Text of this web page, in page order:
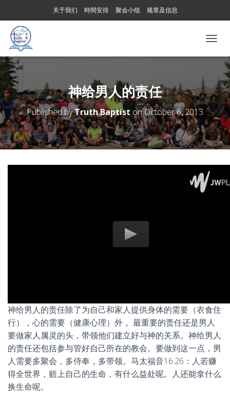
关于我们 時間安排 聚会小组 规章及信息
O
E
N
A
V
I
G
T
O
神给男人的责任
Published byTruth BaptistonOctober 6, 2013
神给男人的责任除了为自己和家人提供身体的需要（衣食住
行），心的需要（健康心理）外， 最重要的责任还是男人
要做家人属灵的头，带领他们建立好与神的关系。神给男人
的责任还包括参与管好自己所在的教会。要做到这一点，男
人需要多聚会，多侍奉，多带领。马太福音16:26：人若赚
得全世界，赔上自己的生命，有什么益处呢。人还能拿什么
换生命呢。